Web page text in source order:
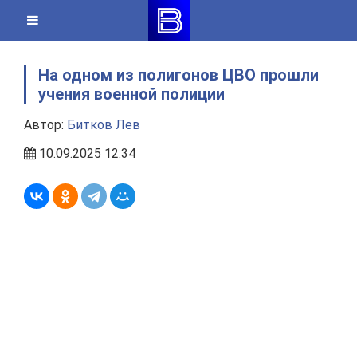
content
На одном из полигонов ЦВО прошли
учения военной полиции
Автор: Битков Лев
10.09.2025 12:34